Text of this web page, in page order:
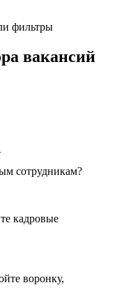
фильтры
вакансий
сотрудникам?
кадровые
воронку,